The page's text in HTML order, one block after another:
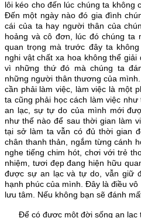
lôi kéo cho đến lúc chúng ta không
Đến một ngày nào đó gia đình
cái của ta hay người thân của
hoảng và cô đơn, lúc đó chúng ta
quan trọng mà trước đây ta
nghi vật chất xa hoa không thể
vì những thứ đó mà chúng ta
những người thân thương của
cần phải làm việc, làm việc là một
ta cũng phải học cách làm việc
an lạc, sự tự do của mình mới
như thế nào để sau thời gian làm
tại sở làm ta vẫn có đủ thời gian
chân thanh thản, ngắm từng cánh
nghe tiếng chim hót, chơi với trẻ
nhiệm, tươi đẹp đang hiện hữu
được sự an lạc và tự do, vẫn giữ
hạnh phúc của mình. Đây là điều
lưu tâm. Nếu không bạn sẽ đánh
Để có được một đời sống an lạc